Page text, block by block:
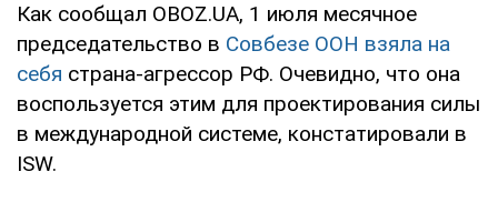
Как сообщал OBOZ.UA, 1 июля месячное
председательство в Совбезе ООН взяла на
себя страна-агрессор РФ. Очевидно, что она
воспользуется этим для проектирования силы
в международной системе, констатировали в
ISW.